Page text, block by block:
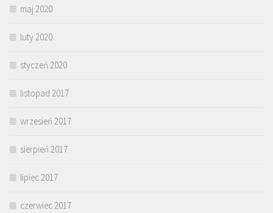
maj 2020
luty 2020
styczeń 2020
listopad 2017
wrzesień 2017
sierpień 2017
lipiec 2017
czerwiec 2017